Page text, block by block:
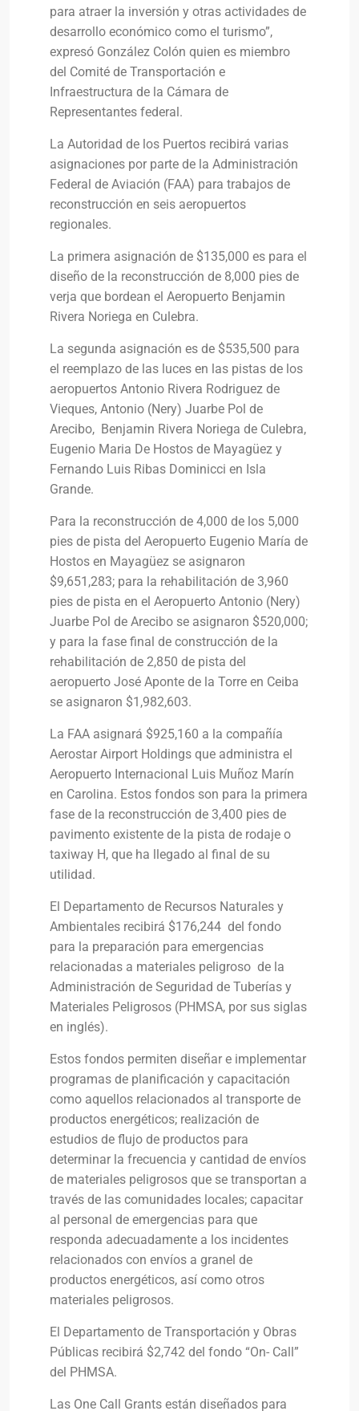
para atraer la inversión y otras actividades de
desarrollo económico como el turismo”,
expresó González Colón quien es miembro
del Comité de Transportación e
Infraestructura de la Cámara de
Representantes federal.
La Autoridad de los Puertos recibirá varias
asignaciones por parte de la Administración
Federal de Aviación (FAA) para trabajos de
reconstrucción en seis aeropuertos
regionales.
La primera asignación de $135,000 es para el
diseño de la reconstrucción de 8,000 pies de
verja que bordean el Aeropuerto Benjamin
Rivera Noriega en Culebra.
La segunda asignación es de $535,500 para
el reemplazo de las luces en las pistas de los
aeropuertos Antonio Rivera Rodriguez de
Vieques, Antonio (Nery) Juarbe Pol de
Arecibo, Benjamin Rivera Noriega de Culebra,
Eugenio Maria De Hostos de Mayagüez y
Fernando Luis Ribas Dominicci en Isla
Grande.
Para la reconstrucción de 4,000 de los 5,000
pies de pista del Aeropuerto Eugenio María de
Hostos en Mayagüez se asignaron
$9,651,283; para la rehabilitación de 3,960
pies de pista en el Aeropuerto Antonio (Nery)
Juarbe Pol de Arecibo se asignaron $520,000;
y para la fase final de construcción de la
rehabilitación de 2,850 de pista del
aeropuerto José Aponte de la Torre en Ceiba
se asignaron $1,982,603.
La FAA asignará $925,160 a la compañía
Aerostar Airport Holdings que administra el
Aeropuerto Internacional Luis Muñoz Marín
en Carolina. Estos fondos son para la primera
fase de la reconstrucción de 3,400 pies de
pavimento existente de la pista de rodaje o
taxiway H, que ha llegado al final de su
utilidad.
El Departamento de Recursos Naturales y
Ambientales recibirá $176,244 del fondo
para la preparación para emergencias
relacionadas a materiales peligroso de la
Administración de Seguridad de Tuberías y
Materiales Peligrosos (PHMSA, por sus siglas
en inglés).
Estos fondos permiten diseñar e implementar
programas de planificación y capacitación
como aquellos relacionados al transporte de
productos energéticos; realización de
estudios de flujo de productos para
determinar la frecuencia y cantidad de envíos
de materiales peligrosos que se transportan a
través de las comunidades locales; capacitar
al personal de emergencias para que
responda adecuadamente a los incidentes
relacionados con envíos a granel de
productos energéticos, así como otros
materiales peligrosos.
El Departamento de Transportación y Obras
Públicas recibirá $2,742 del fondo “On- Call”
del PHMSA.
Las One Call Grants están diseñados para